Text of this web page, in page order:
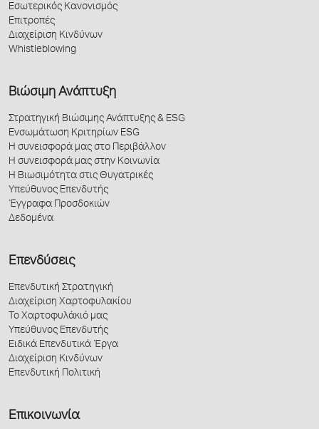
Εσωτερικός Κανονισμός
Επιτροπές
Διαχείριση Κινδύνων
Whistleblowing
Βιώσιμη Ανάπτυξη
Στρατηγική Βιώσιμης Ανάπτυξης & ESG
Ενσωμάτωση Κριτηρίων ESG
Η συνεισφορά μας στο Περιβάλλον
Η συνεισφορά μας στην Κοινωνία
Η Βιωσιμότητα στις Θυγατρικές
Υπεύθυνος Επενδυτής
Έγγραφα Προσδοκιών
Δεδομένα
Επενδύσεις
Επενδυτική Στρατηγική
Διαχείριση Χαρτοφυλακίου
Το Χαρτοφυλάκιό μας
Υπεύθυνος Επενδυτής
Ειδικά Επενδυτικά Έργα
Διαχείριση Κινδύνων
Επενδυτική Πολιτική
Επικοινωνία